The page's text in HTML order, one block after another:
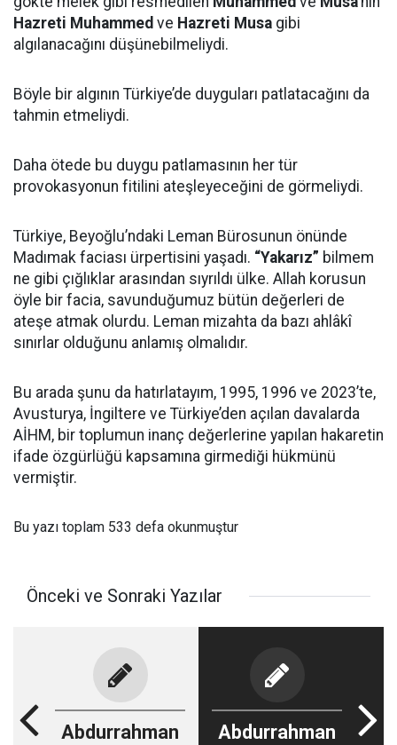
Hazreti Muhammed ve Hazreti Musa gibi
algılanacağını düşünebilmeliydi.
Böyle bir algının Türkiye’de duyguları patlatacağını da
tahmin etmeliydi.
Daha ötede bu duygu patlamasının her tür
provokasyonun fitilini ateşleyeceğini de görmeliydi.
Türkiye, Beyoğlu’ndaki Leman Bürosunun önünde
Madımak faciası ürpertisini yaşadı. “Yakarız” bilmem
ne gibi çığlıklar arasından sıyrıldı ülke. Allah korusun
öyle bir facia, savunduğumuz bütün değerleri de
ateşe atmak olurdu. Leman mizahta da bazı ahlâkî
sınırlar olduğunu anlamış olmalıdır.
Bu arada şunu da hatırlatayım, 1995, 1996 ve 2023’te,
Avusturya, İngiltere ve Türkiye’den açılan davalarda
AİHM, bir toplumun inanç değerlerine yapılan hakaretin
ifade özgürlüğü kapsamına girmediği hükmünü
vermiştir.
Bu yazı toplam 533 defa okunmuştur
Önceki ve Sonraki Yazılar
Abdurrahman
Abdurrahman